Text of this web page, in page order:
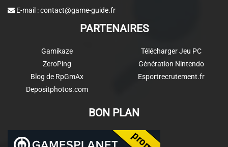
E-mail :contact@game-guide.fr
PARTENAIRES
Gamikaze
ZeroPing
Blog de RpGmAx
Depositphotos.com
Télécharger Jeu PC
Génération Nintendo
Esportrecrutement.fr
BON PLAN